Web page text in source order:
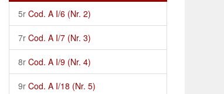
5r Cod. A I/6 (Nr. 2)
7r Cod. A I/7 (Nr. 3)
8r Cod. A I/9 (Nr. 4)
9r Cod. A I/18 (Nr. 5)